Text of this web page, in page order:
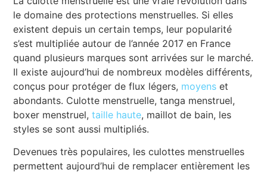
le domaine des protections menstruelles. Si elles
existent depuis un certain temps, leur popularité
s’est multipliée autour de l’année 2017 en France
quand plusieurs marques sont arrivées sur le marché.
Il existe aujourd’hui de nombreux modèles différents,
conçus pour protéger de flux légers, moyens et
abondants. Culotte menstruelle, tanga menstruel,
boxer menstruel,taille haute, maillot de bain, les
styles se sont aussi multipliés.
Devenues très populaires, les culottes menstruelles
permettent aujourd’hui de remplacer entièrement les